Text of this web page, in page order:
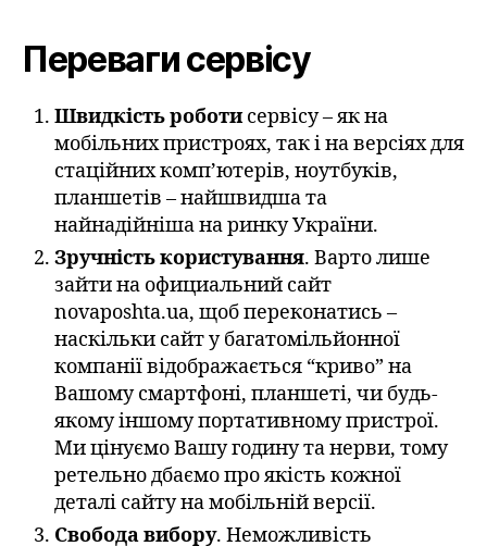
Переваги сервісу
Швидкість роботисервісу – як на
мобільних пристроях, так і на версіях для
стаційних комп’ютерів, ноутбуків,
планшетів – найшвидша та
найнадійніша на ринку України.
Зручність користування. Варто лише
зайти на официальний сайт
novaposhta.ua, щоб переконатись –
наскільки сайт у багатомільйонної
компанії відображається “криво” на
Вашому смартфоні, планшеті, чи будь-
якому іншому портативному пристрої.
Ми цінуємо Вашу годину та нерви, тому
ретельно дбаємо про якість кожної
деталі сайту на мобільній версії.
Свобода вибору. Неможливість